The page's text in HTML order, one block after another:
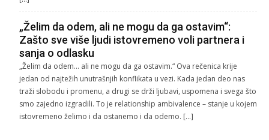
„Želim da odem, ali ne mogu da ga ostavim“:
Zašto sve više ljudi istovremeno voli partnera i
sanja o odlasku
„Želim da odem… ali ne mogu da ga ostavim.“ Ova rečenica krije
jedan od najtežih unutrašnjih konflikata u vezi. Kada jedan deo nas
traži slobodu i promenu, a drugi se drži ljubavi, uspomena i svega što
smo zajedno izgradili. To je relationship ambivalence – stanje u kojem
istovremeno želimo i da ostanemo i da odemo. […]